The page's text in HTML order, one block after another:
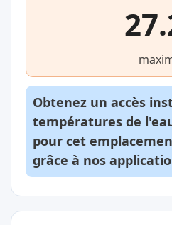
Obtenez un accès
températures de
pour cet
grâce à nos